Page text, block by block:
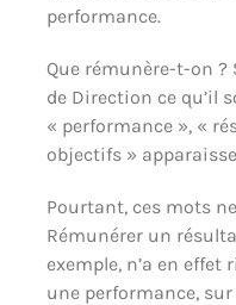
performance.
Que rémunère-t-on
de Direction ce qu’il
« performance », «
objectifs »
Pourtant, ces mots
Rémunérer un
exemple, n’a en
une performance,